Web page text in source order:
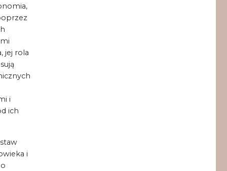
jej rola
i
ich
i